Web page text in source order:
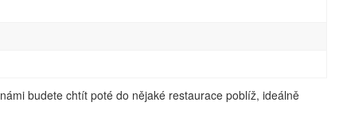
budete chtít poté do nějaké restaurace poblíž, ideálně